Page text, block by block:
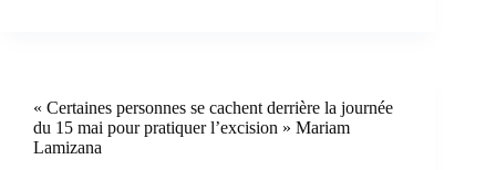
« Certaines personnes se cachent derrière la journée
du 15 mai pour pratiquer l’excision » Mariam
Lamizana